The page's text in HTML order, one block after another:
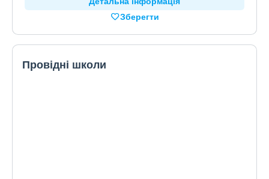
Зберегти
Провідні школи